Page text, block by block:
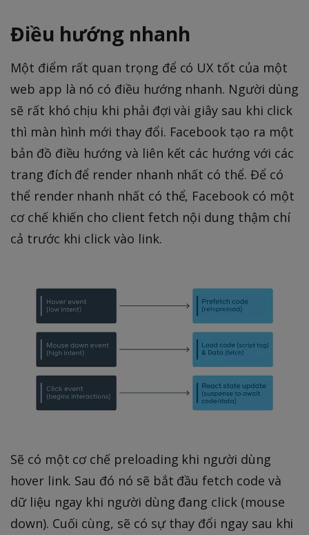
Điều hướng nhanh
Một điểm rất quan trọng để có UX tốt của một
web app là nó có điều hướng nhanh. Người dùng
sẽ rất khó chịu khi phải đợi vài giây sau khi click
thì màn hình mới thay đổi. Facebook tạo ra một
bản đồ điều hướng và liên kết các hướng với các
trang đích để render nhanh nhất có thể. Để có
thể render nhanh nhất có thể, Facebook có một
cơ chế khiến cho client fetch nội dung thậm chí
cả trước khi click vào link.
Sẽ có một cơ chế preloading khi người dùng
hover link. Sau đó nó sẽ bắt đầu fetch code và
dữ liệu ngay khi người dùng đang click (mouse
down). Cuối cùng, sẽ có sự thay đổi ngay sau khi